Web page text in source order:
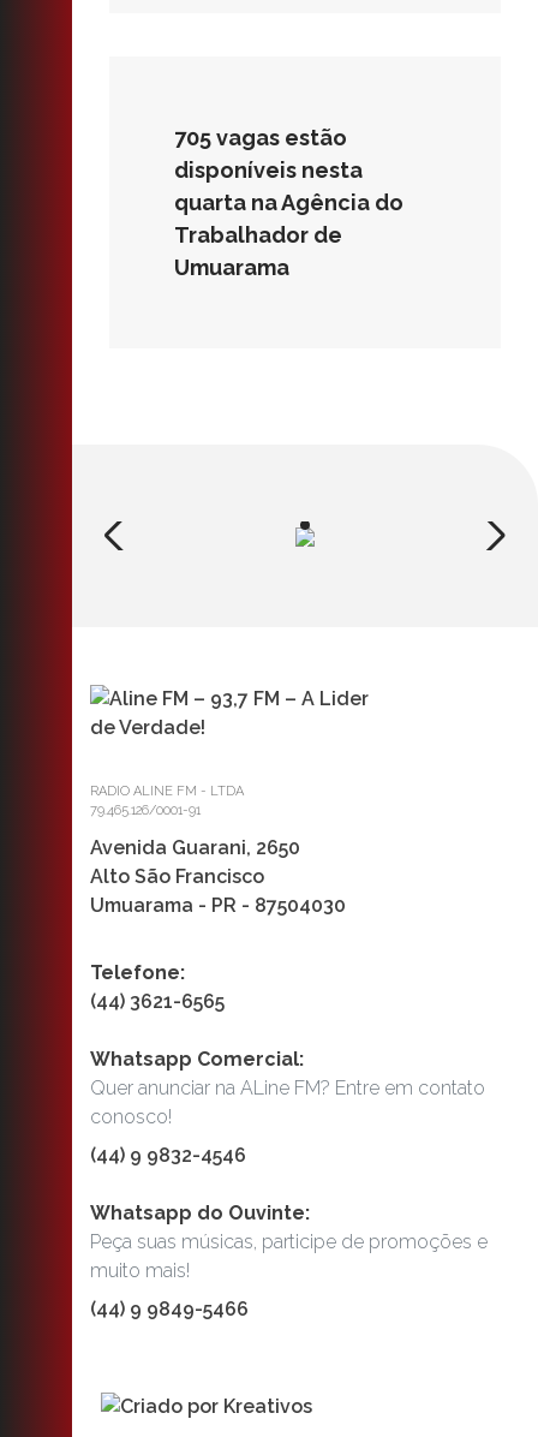
705 vagas estão
disponíveis nesta
quarta na Agência do
Trabalhador de
Umuarama
RADIO ALINE FM - LTDA
79.465.126/0001-91
Avenida Guarani, 2650
Alto São Francisco
Umuarama - PR - 87504030
Telefone:
(44) 3621-6565
Whatsapp Comercial:
Quer anunciar na ALine FM? Entre em contato
conosco!
(44) 9 9832-4546
Whatsapp do Ouvinte:
Peça suas músicas, participe de promoções e
muito mais!
(44) 9 9849-5466